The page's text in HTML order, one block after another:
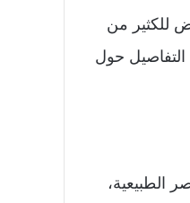
للكثير من
التفاصيل حول
الطبيعية،